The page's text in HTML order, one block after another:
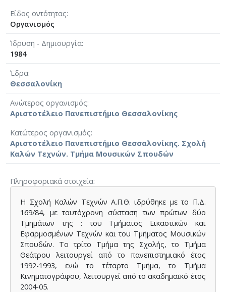
Είδος οντότητας
Οργανισμός
Ίδρυση - Δημιουργία
1984
Έδρα
Θεσσαλονίκη
Ανώτερος οργανισμός
Αριστοτέλειο Πανεπιστήμιο Θεσσαλονίκης
Κατώτερος οργανισμός
Αριστοτέλειο Πανεπιστήμιο Θεσσαλονίκης. Σχολή
Καλών Τεχνών. Τμήμα Μουσικών Σπουδών
Πληροφοριακά στοιχεία
Η Σχολή Καλών Τεχνών Α.Π.Θ. ιδρύθηκε με το Π.Δ.
169/84, με ταυτόχρονη σύσταση των πρώτων δύο
Τμημάτων της : του Τμήματος Εικαστικών και
Εφαρμοσμένων Τεχνών και του Τμήματος Μουσικών
Σπουδών. Το τρίτο Τμήμα της Σχολής, το Τμήμα
Θεάτρου λειτουργεί από το πανεπιστημιακό έτος
1992-1993, ενώ το τέταρτο Τμήμα, το Tμήμα
Κινηματογράφου, λειτουργεί από το ακαδημαϊκό έτος
2004-05.